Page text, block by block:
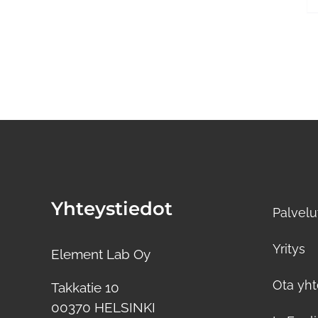
Yhteystiedot
Element Lab Oy
Takkatie 10
00370 HELSINKI
Yritys
Ota